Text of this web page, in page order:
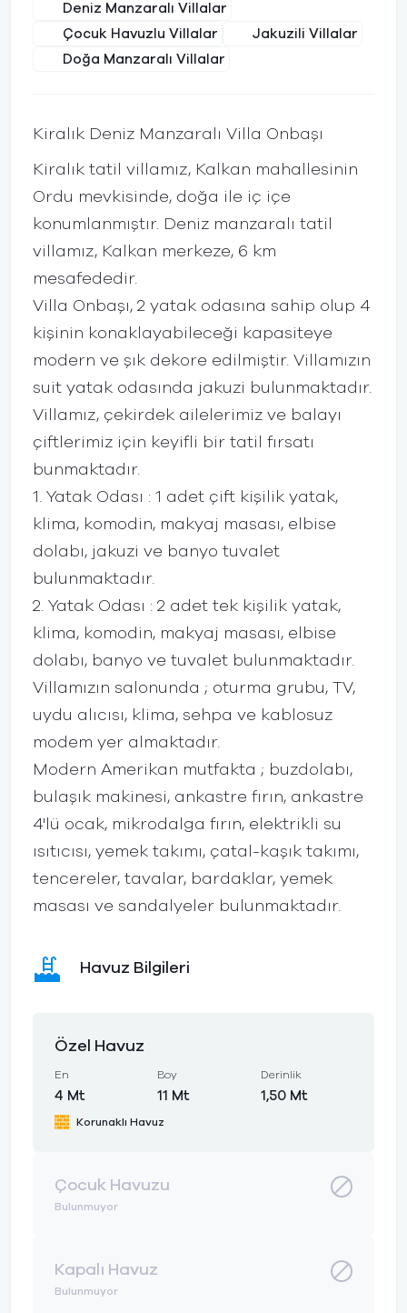
Deniz Manzaralı Villalar
Çocuk Havuzlu Villalar
Jakuzili Villalar
Doğa Manzaralı Villalar
Kiralık Deniz Manzaralı Villa Onbaşı
Kiralık tatil villamız, Kalkan mahallesinin
Ordu mevkisinde, doğa ile iç içe
konumlanmıştır. Deniz manzaralı tatil
villamız, Kalkan merkeze, 6 km
mesafededir.
Villa Onbaşı, 2 yatak odasına sahip olup 4
kişinin konaklayabileceği kapasiteye
modern ve şık dekore edilmiştir. Villamızın
suit yatak odasında jakuzi bulunmaktadır.
Villamız, çekirdek ailelerimiz ve balayı
çiftlerimiz için keyifli bir tatil fırsatı
bunmaktadır.
1. Yatak Odası : 1 adet çift kişilik yatak,
klima, komodin, makyaj masası, elbise
dolabı, jakuzi ve banyo tuvalet
bulunmaktadır.
2. Yatak Odası : 2 adet tek kişilik yatak,
klima, komodin, makyaj masası, elbise
dolabı, banyo ve tuvalet bulunmaktadır.
Villamızın salonunda ; oturma grubu, TV,
uydu alıcısı, klima, sehpa ve kablosuz
modem yer almaktadır.
Modern Amerikan mutfakta ; buzdolabı,
bulaşık makinesi, ankastre fırın, ankastre
4'lü ocak, mikrodalga fırın, elektrikli su
ısıtıcısı, yemek takımı, çatal-kaşık takımı,
tencereler, tavalar, bardaklar, yemek
masası ve sandalyeler bulunmaktadır.
Havuz Bilgileri
Özel Havuz
En
4 Mt
Boy
11 Mt
Derinlik
1,50 Mt
Korunaklı Havuz
Çocuk Havuzu
Bulunmuyor
Kapalı Havuz
Bulunmuyor